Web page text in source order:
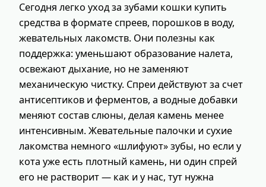
Сегодня легко уход за зубами кошки купить
средства в формате спреев, порошков в воду,
жевательных лакомств. Они полезны как
поддержка: уменьшают образование налета,
освежают дыхание, но не заменяют
механическую чистку. Спреи действуют за счет
антисептиков и ферментов, а водные добавки
меняют состав слюны, делая камень менее
интенсивным. Жевательные палочки и сухие
лакомства немного «шлифуют» зубы, но если у
кота уже есть плотный камень, ни один спрей
его не растворит — как и у нас, тут нужна